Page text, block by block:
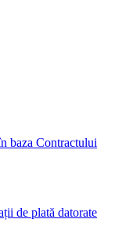
baza Contractului
de plată datorate